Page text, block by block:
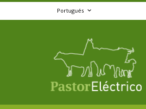
SkipLanguage
Portugués